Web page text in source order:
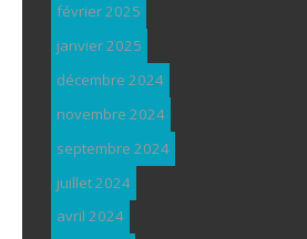
février 2025
janvier 2025
décembre 2024
novembre 2024
septembre 2024
juillet 2024
avril 2024